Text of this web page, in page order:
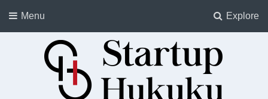
Explore
Menu